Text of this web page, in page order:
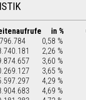
in %
0,58 %
2,26 %
3,60 %
3,65 %
4,29 %
4,69 %